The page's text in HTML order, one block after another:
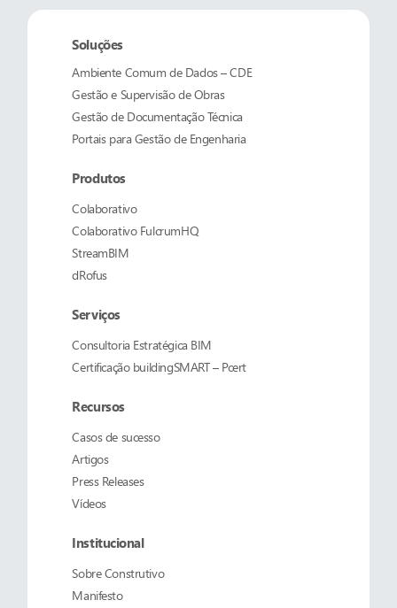
Soluções
Ambiente Comum de Dados – CDE
Gestão e Supervisão de Obras
Gestão de Documentação Técnica
Portais para Gestão de Engenharia
Produtos
Colaborativo
Colaborativo FulcrumHQ
StreamBIM
dRofus
Serviços
Consultoria Estratégica BIM
Certificação buildingSMART – Pcert
Recursos
Casos de sucesso
Artigos
Press Releases
Vídeos
Institucional
SobreConstrutivo
Manifesto